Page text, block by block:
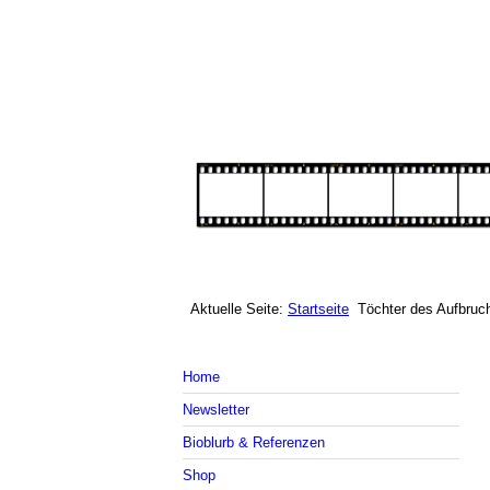
Aktuelle Seite: Startseite Töchter des
Home
Newsletter
Bioblurb & Referenzen
Shop